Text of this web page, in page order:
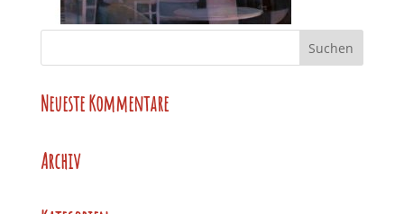
Neueste Kommentare
Archiv